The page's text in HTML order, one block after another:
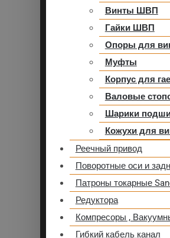
Винты ШВП
Гайки ШВП
Опоры для
Муфты
Корпус для
Валовые
Шарики
Кожухи для
Реечный привод
Поворотные оси и
Патроны токарные
Редуктора
Компресоры ,
Гибкий кабель канал